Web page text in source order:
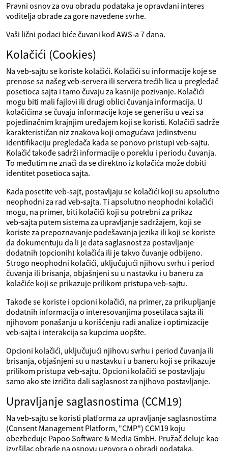
Pravni osnov za ovu obradu podataka je opravdani interes
voditelja obrade za gore navedene svrhe.
Vaši lični podaci biće čuvani kod AWS‑a 7 dana.
Kolačići (Cookies)
Na veb‑sajtu se koriste kolačići. Kolačići su informacije koje se
prenose sa našeg veb‑servera ili servera trećih lica u pregledač
posetioca sajta i tamo čuvaju za kasnije pozivanje. Kolačići
mogu biti mali fajlovi ili drugi oblici čuvanja informacija. U
kolačićima se čuvaju informacije koje se generišu u vezi sa
pojedinačnim krajnjim uređajem koji se koristi. Kolačići sadrže
karakterističan niz znakova koji omogućava jedinstvenu
identifikaciju pregledača kada se ponovo pristupi veb‑sajtu.
Kolačić takođe sadrži informacije o poreklu i periodu čuvanja.
To međutim ne znači da se direktno iz kolačića može dobiti
identitet posetioca sajta.
Kada posetite veb‑sajt, postavljaju se kolačići koji su apsolutno
neophodni za rad veb‑sajta. Ti apsolutno neophodni kolačići
mogu, na primer, biti kolačići koji su potrebni za prikaz
veb‑sajta putem sistema za upravljanje sadržajem, koji se
koriste za prepoznavanje podešavanja jezika ili koji se koriste
da dokumentuju da li je data saglasnost za postavljanje
dodatnih (opcionih) kolačića ili je takvo čuvanje odbijeno.
Strogo neophodni kolačići, uključujući njihovu svrhu i period
čuvanja ili brisanja, objašnjeni su u nastavku i u baneru za
kolačiće koji se prikazuje prilikom pristupa veb‑sajtu.
Takođe se koriste i opcioni kolačići, na primer, za prikupljanje
dodatnih informacija o interesovanjima posetilaca sajta ili
njihovom ponašanju u korišćenju radi analize i optimizacije
veb‑sajta i interakcija sa kupcima uopšte.
Opcioni kolačići, uključujući njihovu svrhu i period čuvanja ili
brisanja, objašnjeni su u nastavku i u baneru koji se prikazuje
prilikom pristupa veb‑sajtu. Opcioni kolačići se postavljaju
samo ako ste izričito dali saglasnost za njihovo postavljanje.
Upravljanje saglasnostima (CCM19)
Na veb‑sajtu se koristi platforma za upravljanje saglasnostima
(Consent Management Platform, "CMP") CCM19 koju
obezbeđuje Papoo Software & Media GmbH. Pružač deluje kao
izvršilac obrade na osnovu ugovora o obradi podataka.